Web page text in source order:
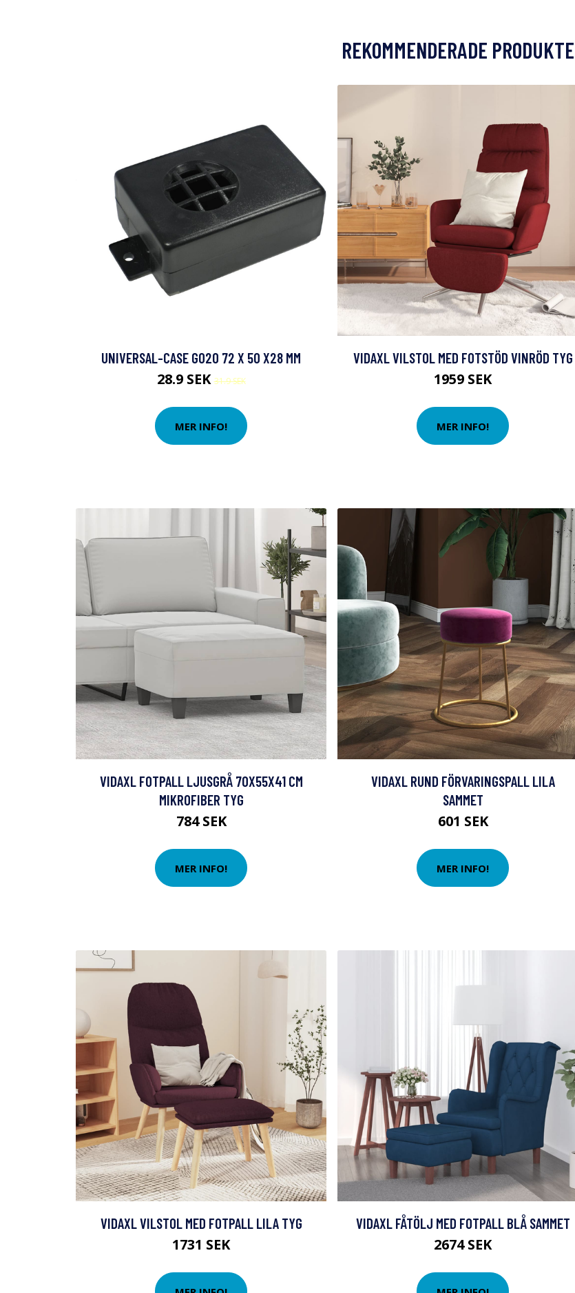
REKOMMENDERADE
UNIVERSAL-CASE G020 72 X 50 X28 MM
28.9 SEK31.9 SEK
MER INFO!
VIDAXL VILSTOL MED FOTSTÖD VINRÖD TYG
1959 SEK
MER INFO!
VIDAXL FOTPALL LJUSGRÅ 70X55X41 CM
MIKROFIBER TYG
784 SEK
MER INFO!
VIDAXL RUND FÖRVARINGSPALL LILA
SAMMET
601 SEK
MER INFO!
VIDAXL VILSTOL MED FOTPALL LILA TYG
1731 SEK
VIDAXL FÅTÖLJ MED FOTPALL BLÅ SAMMET
2674 SEK